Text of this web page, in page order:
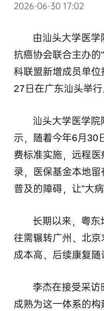
2026-06-30 17:02
由汕头大学医
抗癌协会联合主办的
科联盟新增成员单位
27日在广东汕头举行
汕头大学医学院
示，随着今年6月30
费标准实施，远程
录，医保基金本地
普及的障碍，让“大
长期以来，粤东
往需辗转广州、北
成本高、后续康复随
李杰在接受采访
成熟为这一体系的构